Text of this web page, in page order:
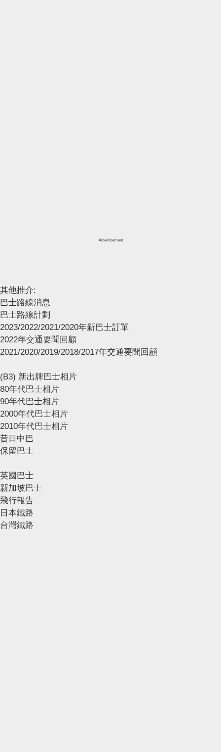
Advertisement
其他推介:
巴士路線消息
巴士路線計劃
2023/2022/2021/2020年新巴士訂單
2022年交通要聞回顧
2021/2020/2019/2018/2017年交通要聞回顧
(B3) 新出牌巴士相片
80年代巴士相片
90年代巴士相片
2000年代巴士相片
2010年代巴士相片
昔日中巴
保留巴士
英國巴士
新加坡巴士
飛行報告
日本鐵路
台灣鐵路